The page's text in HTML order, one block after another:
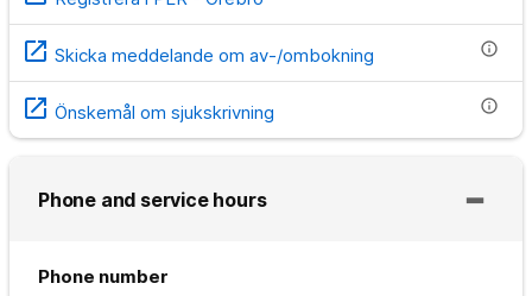
open_in_new Skicka meddelande om av-/ombokning info
open_in_new Önskemål om sjukskrivning info
Phone and service hours
Phone number